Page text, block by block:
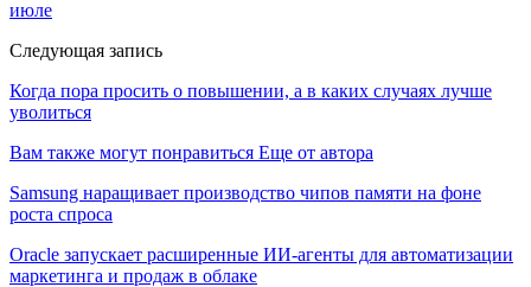
июле
Следующая запись
Когда пора просить о повышении, а в каких случаях лучше
уволиться
Вам также могут понравиться Еще от автора
Samsung наращивает производство чипов памяти на фоне
роста спроса
Oracle запускает расширенные ИИ‑агенты для автоматизации
маркетинга и продаж в облаке